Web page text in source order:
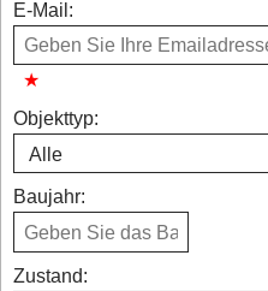
E-Mail:
Objekttyp:
Baujahr:
Zustand: